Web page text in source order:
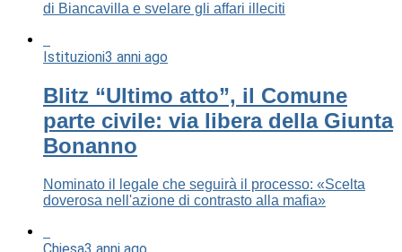
di Biancavilla e svelare gli affari illeciti
Istituzioni3 anni ago
Blitz “Ultimo atto”, il Comune
parte civile: via libera della Giunta
Bonanno
Nominato il legale che seguirà il processo: «Scelta
doverosa nell'azione di contrasto alla mafia»